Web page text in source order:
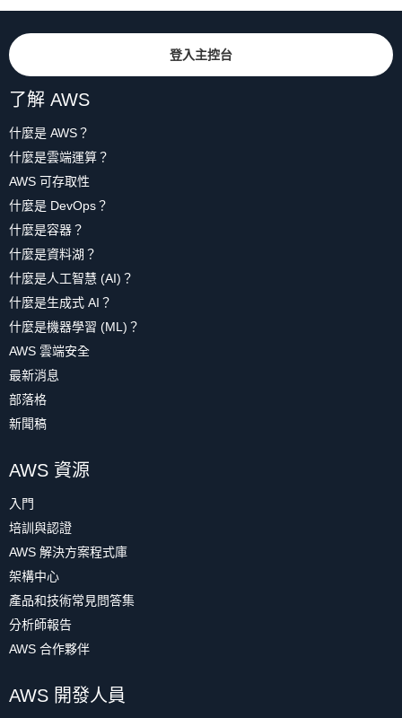
登入主控台
了解 AWS
什麼是 AWS？
什麼是雲端運算？
AWS 可存取性
什麼是 DevOps？
什麼是容器？
什麼是資料湖？
什麼是人工智慧 (AI)？
什麼是生成式 AI？
什麼是機器學習 (ML)？
AWS 雲端安全
最新消息
部落格
新聞稿
AWS 資源
入門
培訓與認證
AWS 解決方案程式庫
架構中心
產品和技術常見問答集
分析師報告
AWS 合作夥伴
AWS 開發人員